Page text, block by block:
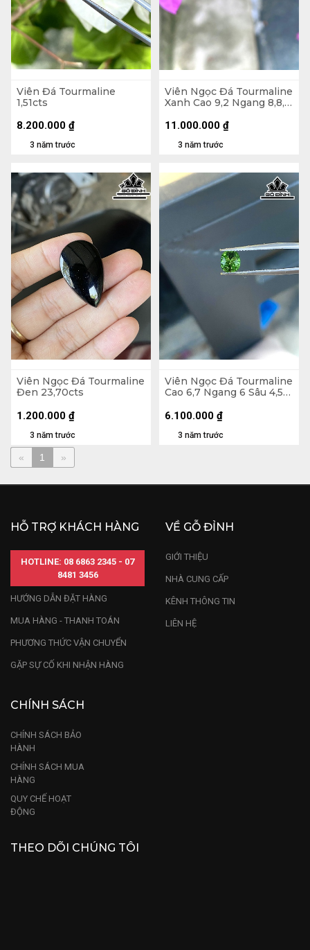
Viên Đá Tourmaline
1,51cts
3 năm trước
8.200.000 ₫
Viên Ngọc Đá Tourmaline
Xanh Cao 9,2 Ngang 8,8,
3 năm trước
11.000.000 ₫
Viên Ngọc Đá Tourmaline
Đen 23,70cts
3 năm trước
1.200.000 ₫
Viên Ngọc Đá Tourmaline
Cao 6,7 Ngang 6 Sâu 4,5
3 năm trước
6.100.000 ₫
« 1 »
HỖ TRỢ KHÁCH HÀNG
HOTLINE: 08 6863 2345 - 07
8481 3456
HƯỚNG DẪN ĐẶT HÀNG
MUA HÀNG - THANH TOÁN
PHƯƠNG THỨC VẬN CHUYỂN
GẶP SỰ CỐ KHI NHẬN HÀNG
VỀ GỖ ĐỈNH
GIỚI THIỆU
NHÀ CUNG CẤP
KÊNH THÔNG TIN
LIÊN HỆ
CHÍNH SÁCH
CHÍNH SÁCH BẢO
HÀNH
CHÍNH SÁCH MUA
HÀNG
QUY CHẾ HOẠT
ĐỘNG
THEO DÕI CHÚNG TÔI